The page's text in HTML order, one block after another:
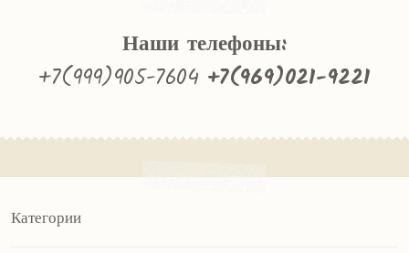
Наши телефоны:
+7(999)905-7604 +7(969)021-9221
Категории